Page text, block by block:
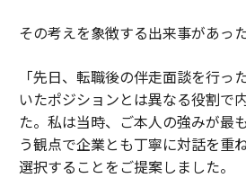
その考えを象徴する出来事があった
「先日、転職後の伴走面談を行っ
いたポジションとは異なる役割で
た。私は当時、ご本人の強みが最
う観点で企業とも丁寧に対話を重
選択することをご提案しました。